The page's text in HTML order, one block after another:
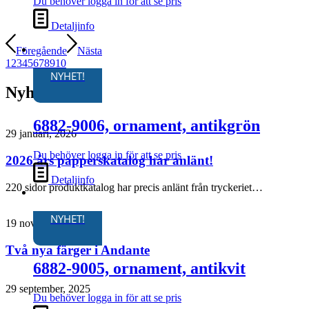
Detaljinfo
NYHET!
6882-9006, ornament, antikgrön
Du behöver logga in för att se pris
Detaljinfo
NYHET!
6882-9005, ornament, antikvit
Du behöver logga in för att se pris
Föregående
Nästa
1 2345678910
Nyheter
29 januari, 2026
2026 års papperskatalog har anlänt!
220 sidor produktkatalog har precis anlänt från tryckeriet…
19 november, 2025
Två nya färger i Andante
29 september, 2025